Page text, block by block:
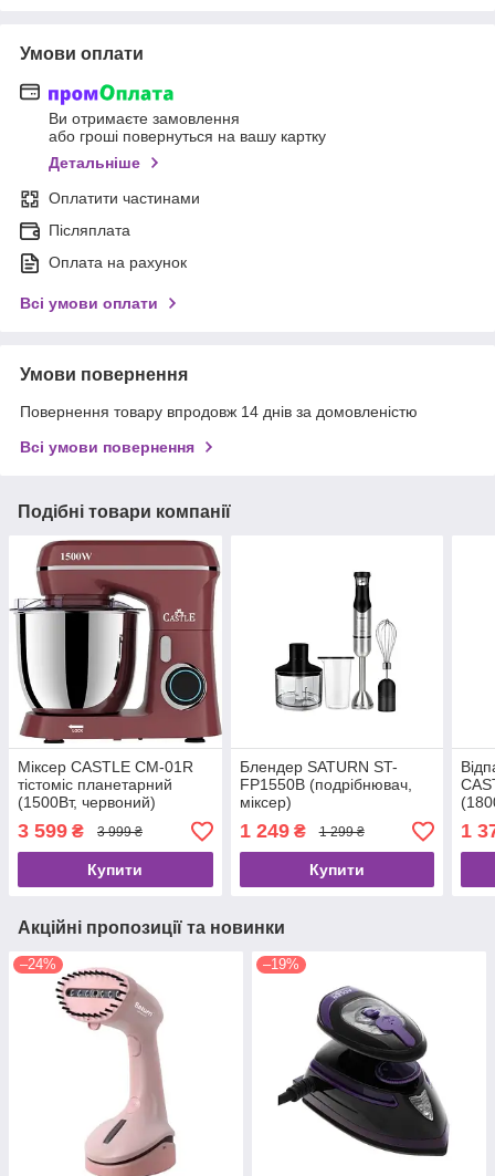
Умови оплати
Ви отримаєте замовлення
або гроші повернуться на вашу картку
Детальніше
Оплатити частинами
Післяплата
Оплата на рахунок
Всі умови оплати
Умови повернення
Повернення товару впродовж 14 днів за домовленістю
Всі умови повернення
Подібні товари компанії
Міксер CASTLE CM-01R
тістоміс планетарний
(1500Вт, червоний)
3 599 ₴ 3 999 ₴
Купити
Блендер SATURN ST-
FP1550B (подрібнювач,
міксер)
1 249₴ 1 299 ₴
Купити
1
Акційні пропозиції та новинки
–24% –19%